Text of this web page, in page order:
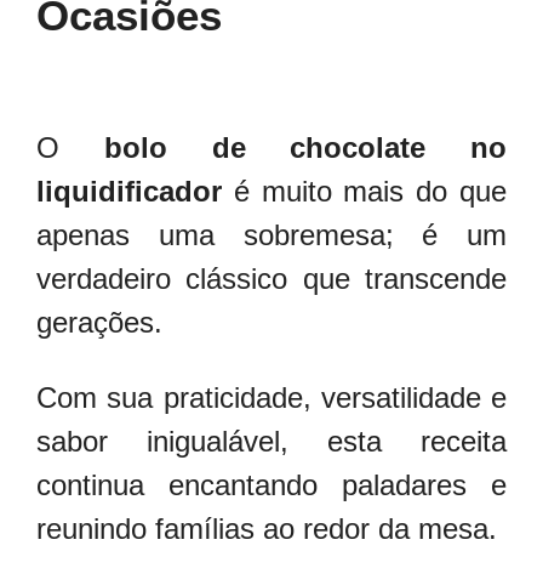
Ocasiões
O bolo de chocolate no
liquidificador é muito mais do que
apenas uma sobremesa; é um
verdadeiro clássico que transcende
gerações.
Com sua praticidade, versatilidade e
sabor inigualável, esta receita
continua encantando paladares e
reunindo famílias ao redor da mesa.